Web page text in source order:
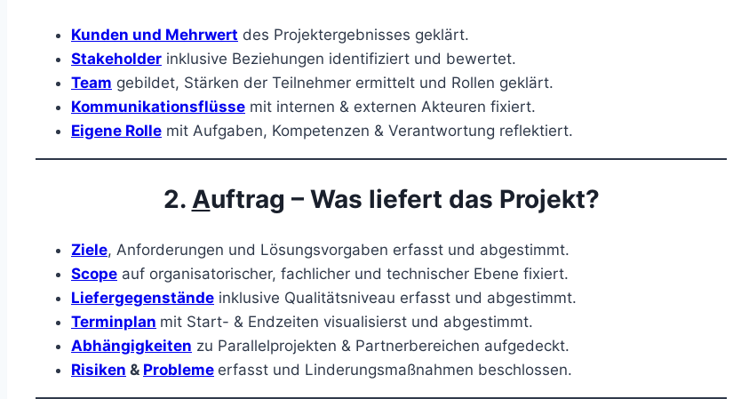
Kunden und Mehrwert des Projektergebnisses geklärt.
Stakeholder inklusive Beziehungen identifiziert und bewertet.
Team gebildet, Stärken der Teilnehmer ermittelt und Rollen geklärt.
Kommunikationsflüsse mit internen & externen Akteuren fixiert.
Eigene Rolle mit Aufgaben, Kompetenzen & Verantwortung reflektiert.
2. Auftrag – Was liefert das Projekt?
Ziele, Anforderungen und Lösungsvorgaben erfasst und abgestimmt.
Scope auf organisatorischer, fachlicher und technischer Ebene fixiert.
Liefergegenstände inklusive Qualitätsniveau erfasst und abgestimmt.
Terminplan mit Start- & Endzeiten visualisierst und abgestimmt.
Abhängigkeiten zu Parallelprojekten & Partnerbereichen aufgedeckt.
Risiken & Probleme erfasst und Linderungsmaßnahmen beschlossen.